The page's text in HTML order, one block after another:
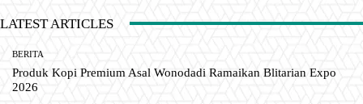
LATEST ARTICLES
BERITA
Produk Kopi Premium Asal Wonodadi Ramaikan Blitarian Expo
2026